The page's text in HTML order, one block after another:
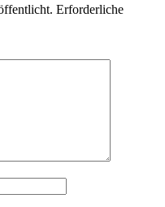
Erforderliche